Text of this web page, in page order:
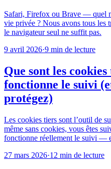
Safari, Firefox ou Brave — quel
vie privée ? Nous avons tous les
le navigateur seul ne suffit pas.
9 avril 2026·9 min de lecture
Que sont les
fonctionne le suivi
protégez)
Les cookies tiers sont l’outil de
même sans cookies, vous êtes
fonctionne réellement le suivi —
27 mars 2026·12 min de lecture